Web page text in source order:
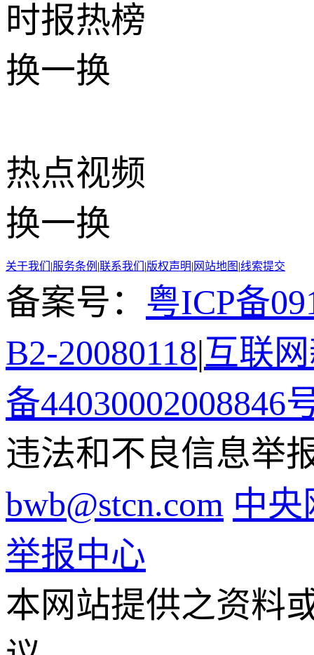
时报热榜
换一换
热点视频
换一换
关于我们 |服务条例 |联系我们 |版权声明| 网站地图 |线索提交
备案号： 粤ICP备
B2-20080118|互联
备44030002008846
违法和不良信息举
bwb@stcn.com 中
举报中心
本网站提供之资料